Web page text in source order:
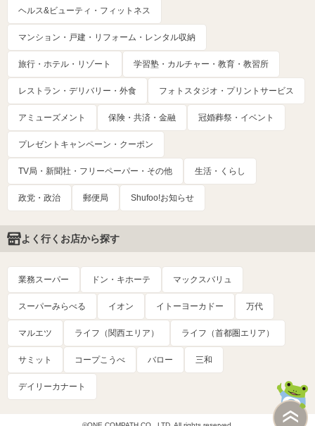
ヘルス&ビューティ・フィットネス
マンション・戸建・リフォーム・レンタル収納
旅行・ホテル・リゾート 学習塾・カルチャー・教育・教習所
レストラン・デリバリー・外食 フォトスタジオ・プリントサービス
アミューズメント 保険・共済・金融 冠婚葬祭・イベント
プレゼントキャンペーン・クーポン
TV局・新聞社・フリーペーパー・その他 生活・くらし
政党・政治 郵便局 Shufoo!お知らせ
よく行くお店から探す
業務スーパー ドン・キホーテ マックスバリュ
スーパーみらべる イオン イトーヨーカドー 万代
マルエツ ライフ（関西エリア） ライフ（首都圏エリア）
サミット コープこうべ バロー 三和
デイリーカナート